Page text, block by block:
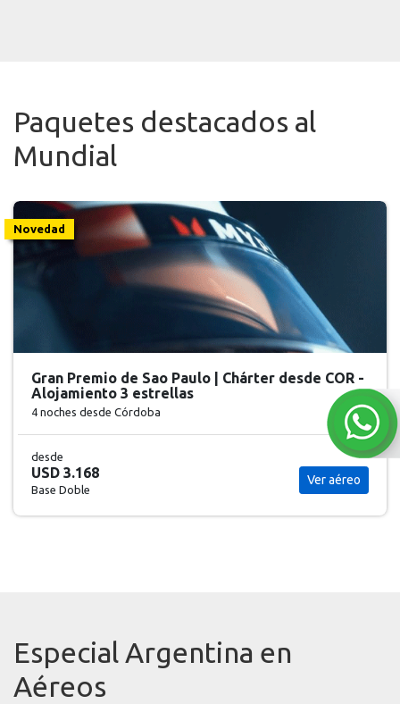
Paquetes destacados al
Mundial
Novedad
Gran Premio de Sao Paulo | Chárter desde COR -
Alojamiento 3 estrellas
4 noches desde Córdoba
desde
USD 3.168
Base Doble
Ver aéreo
Especial Argentina en
Aéreos